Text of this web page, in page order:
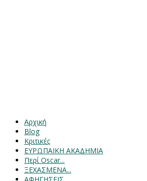
Αρχική
Blog
Κριτικές
ΕΥΡΩΠΑΙΚΗ ΑΚΑΔΗΜΙΑ
Περί Oscar...
ΞΕΧΑΣΜΕΝΑ...